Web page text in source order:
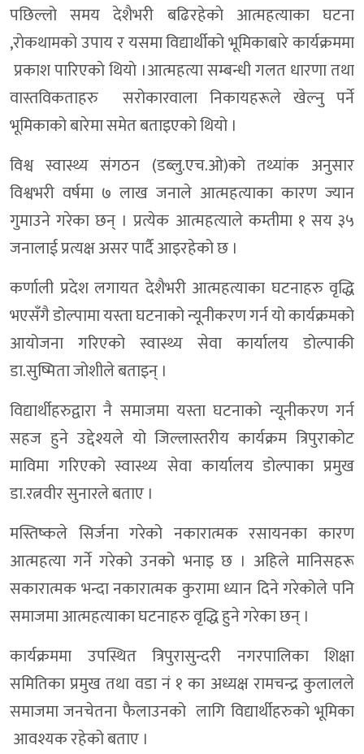
पछिल्लो समय देशैभरी बढिरहेकाे आत्महत्याका घटना
,राेकथामकाे उपाय र यसमा विद्यार्थीको भूमिकाबारे कार्यक्रममा
प्रकाश पारिएकाे थियाे ।आत्महत्या सम्बन्धी गलत धारणा तथा
वास्तविकताहरु सरोकारवाला निकायहरूले खेल्नु पर्ने
भूमिकाको बारेमा समेत बताइएको थियो ।
विश्व स्वास्थ्य संगठन (डब्लु.एच.ओ)को तथ्यांक अनुसार
विश्वभरी वर्षमा ७ लाख जनाले आत्महत्याका कारण ज्यान
गुमाउने गरेका छन् । प्रत्येक आत्महत्याले कम्तीमा १ सय ३५
जनालाई प्रत्यक्ष असर पार्दै आइरहेको छ ।
कर्णाली प्रदेश लगायत देशैभरी आत्महत्याका घटनाहरु वृद्धि
भएसँगै डोल्पामा यस्ता घटनाको न्यूनीकरण गर्न यो कार्यक्रमको
आयोजना गरिएको स्वास्थ्य सेवा कार्यालय डोल्पाकी
डा.सुष्मिता जोशीले बताइन् ।
विद्यार्थीहरुद्वारा नै समाजमा यस्ता घटनाको न्यूनीकरण गर्न
सहज हुने उद्देश्यले यो जिल्लास्तरीय कार्यक्रम त्रिपुराकोट
माविमा गरिएको स्वास्थ्य सेवा कार्यालय डोल्पाका प्रमुख
डा.रत्नवीर सुनारले बताए ।
मस्तिष्कले सिर्जना गरेको नकारात्मक रसायनका कारण
आत्महत्या गर्ने गरेको उनको भनाइ छ । अहिले मानिसहरू
सकारात्मक भन्दा नकारात्मक कुरामा ध्यान दिने गरेकोले पनि
समाजमा आत्महत्याका घटनाहरु वृद्धि हुने गरेका छन् ।
कार्यक्रममा उपस्थित त्रिपुरासुन्दरी नगरपालिका शिक्षा
समितिका प्रमुख तथा वडा नं १ का अध्यक्ष रामचन्द्र कुलालले
समाजमा जनचेतना फैलाउनको लागि विद्यार्थीहरुको भूमिका
आवश्यक रहेको बताए ।